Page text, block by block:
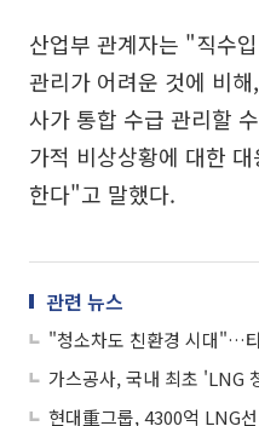
산업부 관계자는 "직수
관리가 어려운 것에 비
사가 통합 수급 관리할
가적 비상상황에 대한
한다"고 말했다.
관련 뉴스
가스공사, 국내 최초 'LNG